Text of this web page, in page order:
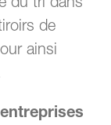
de
ainsi